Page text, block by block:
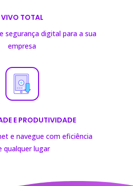
VIVO TOTAL
segurança digital para a sua
empresa
E PRODUTIVIDADE
e navegue com eficiência
qualquer lugar